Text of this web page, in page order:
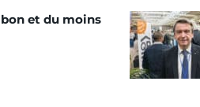
et du moins